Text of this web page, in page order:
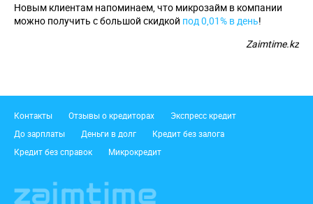
Новым клиентам напоминаем, что микрозайм в компании
можно получить с большой скидкой под 0,01% в день!
Zaimtime.kz
Подвал
Контакты Отзывы о кредиторах
Экспресс кредит
До зарплаты
Деньги в долг
Кредит без залога
Кредит без справок
Микрокредит